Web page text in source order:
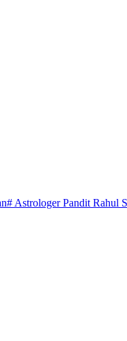
# Astrologer Pandit Rahul